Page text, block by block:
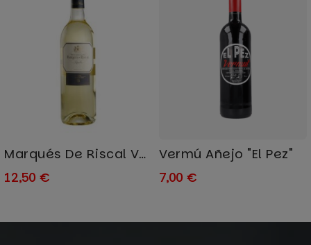
Marqués De Riscal Verdejo...
12,50 €
Vermú Añejo "El Pez"
7,00 €